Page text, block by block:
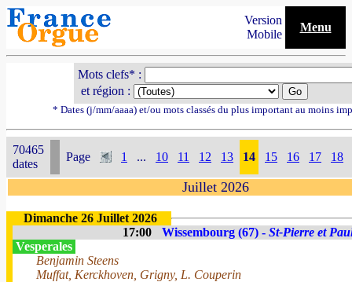
Version
Mobile
Menu
Mots clefs* :
et région :
* Dates (j/mm/aaaa) et/ou mots classés du plus important au moins
70465
dates
Page 1 ... 10 11 12 13 14 15 16 17 18
Juillet 2026
Dimanche 26 Juillet 2026
17:00
Wissembourg (67) - St-Pierre et
Vesperales
Benjamin Steens
Muffat, Kerckhoven, Grigny, L. Couperin